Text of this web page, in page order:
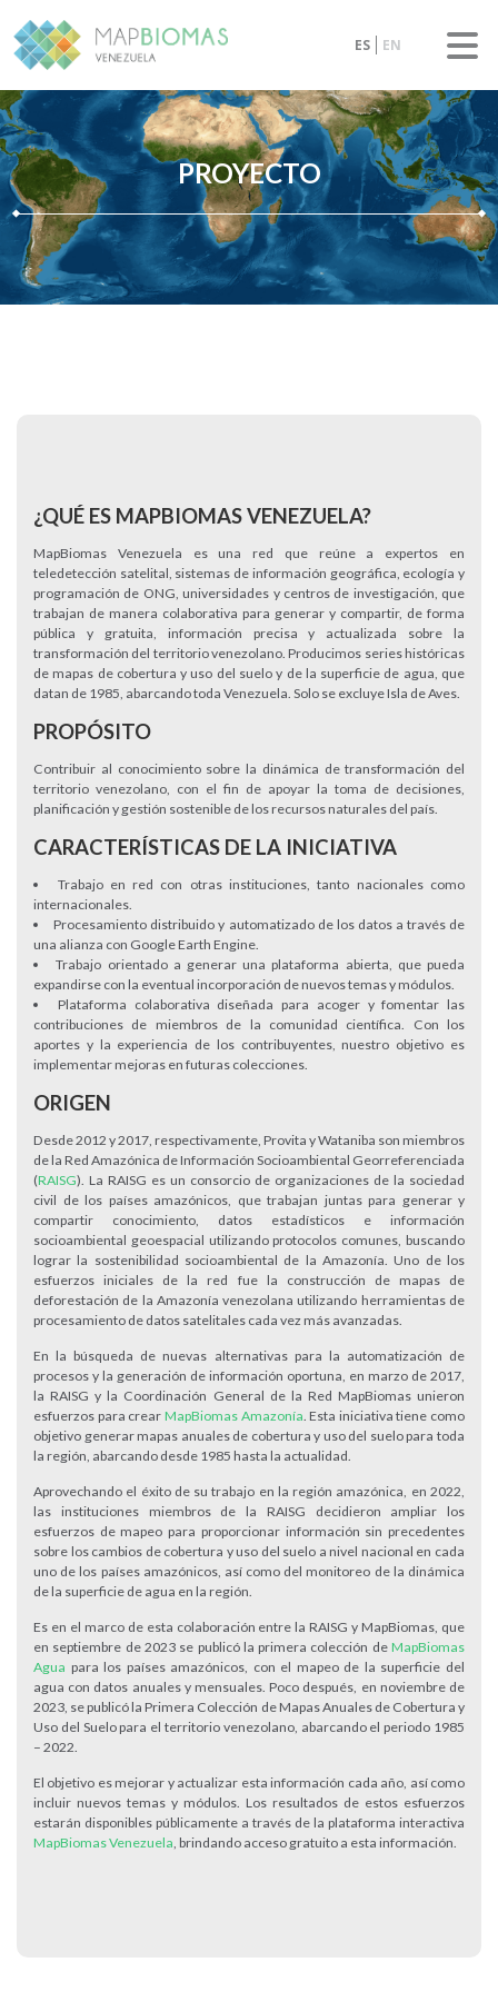
ES EN
PROYECTO
¿QUÉ ES MAPBIOMAS VENEZUELA?
MapBiomas Venezuela es una red que reúne a expertos en
teledetección satelital, sistemas de información geográfica, ecología y
programación de ONG, universidades y centros de investigación, que
trabajan de manera colaborativa para generar y compartir, de forma
pública y gratuita, información precisa y actualizada sobre la
transformación del territorio venezolano. Producimos series históricas
de mapas de cobertura y uso del suelo y de la superficie de agua, que
datan de 1985, abarcando toda Venezuela. Solo se excluye Isla de Aves.
PROPÓSITO
Contribuir al conocimiento sobre la dinámica de transformación del
territorio venezolano, con el fin de apoyar la toma de decisiones,
planificación y gestión sostenible de los recursos naturales del país.
CARACTERÍSTICAS DE LA INICIATIVA
Trabajo en red con otras instituciones, tanto nacionales como
internacionales.
Procesamiento distribuido y automatizado de los datos a través de
una alianza con Google Earth Engine.
Trabajo orientado a generar una plataforma abierta, que pueda
expandirse con la eventual incorporación de nuevos temas y módulos.
Plataforma colaborativa diseñada para acoger y fomentar las
contribuciones de miembros de la comunidad científica. Con los
aportes y la experiencia de los contribuyentes, nuestro objetivo es
implementar mejoras en futuras colecciones.
ORIGEN
Desde 2012 y 2017, respectivamente, Provita y Wataniba son miembros
de la Red Amazónica de Información Socioambiental Georreferenciada
(RAISG). La RAISG es un consorcio de organizaciones de la sociedad
civil de los países amazónicos, que trabajan juntas para generar y
compartir conocimiento, datos estadísticos e información
socioambiental geoespacial utilizando protocolos comunes, buscando
lograr la sostenibilidad socioambiental de la Amazonía. Uno de los
esfuerzos iniciales de la red fue la construcción de mapas de
deforestación de la Amazonía venezolana utilizando herramientas de
procesamiento de datos satelitales cada vez más avanzadas.
En la búsqueda de nuevas alternativas para la automatización de
procesos y la generación de información oportuna, en marzo de 2017,
la RAISG y la Coordinación General de la Red MapBiomas unieron
esfuerzos para crear MapBiomas Amazonía. Esta iniciativa tiene como
objetivo generar mapas anuales de cobertura y uso del suelo para toda
la región, abarcando desde 1985 hasta la actualidad.
Aprovechando el éxito de su trabajo en la región amazónica, en 2022,
las instituciones miembros de la RAISG decidieron ampliar los
esfuerzos de mapeo para proporcionar información sin precedentes
sobre los cambios de cobertura y uso del suelo a nivel nacional en cada
uno de los países amazónicos, así como del monitoreo de la dinámica
de la superficie de agua en la región.
Es en el marco de esta colaboración entre la RAISG y MapBiomas, que
en septiembre de 2023 se publicó la primera colección de MapBiomas
Agua para los países amazónicos, con el mapeo de la superficie del
agua con datos anuales y mensuales. Poco después, en noviembre de
2023, se publicó la Primera Colección de Mapas Anuales de Cobertura y
Uso del Suelo para el territorio venezolano, abarcando el periodo 1985
– 2022.
El objetivo es mejorar y actualizar esta información cada año, así como
incluir nuevos temas y módulos. Los resultados de estos esfuerzos
estarán disponibles públicamente a través de la plataforma interactiva
MapBiomas Venezuela, brindando acceso gratuito a esta información.